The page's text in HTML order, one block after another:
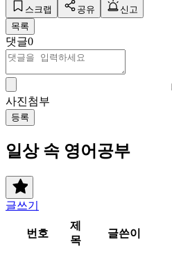
스크랩 공유
신고
목록
댓글0
사진첨부
등록
일상 속 영어공부
글쓰기
번호
제
목
글쓴이